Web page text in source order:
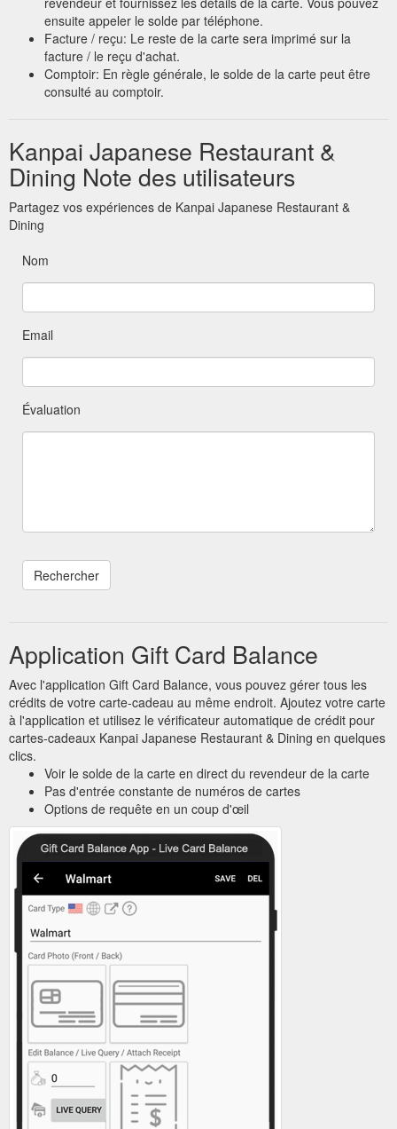
ensuite appeler le solde par téléphone.
Facture / reçu: Le reste de la carte sera imprimé sur la
facture / le reçu d'achat.
Comptoir: En règle générale, le solde de la carte peut être
consulté au comptoir.
Kanpai Japanese Restaurant &
Dining Note des utilisateurs
Partagez vos expériences de Kanpai Japanese Restaurant &
Dining
Nom
Email
Évaluation
Application Gift Card Balance
Avec l'application Gift Card Balance, vous pouvez gérer tous les
crédits de votre carte-cadeau au même endroit. Ajoutez votre carte
à l'application et utilisez le vérificateur automatique de crédit pour
cartes-cadeaux Kanpai Japanese Restaurant & Dining en quelques
clics.
Voir le solde de la carte en direct du revendeur de la carte
Pas d'entrée constante de numéros de cartes
Options de requête en un coup d'œil